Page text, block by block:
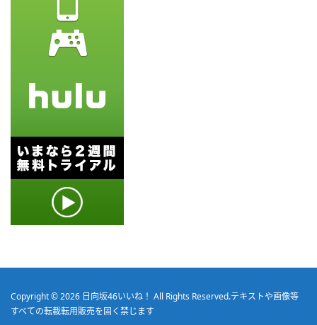
Copyright © 2026 日向坂46いいね！ All Rights Reserved.テキストや画像等
すべての転載転用販売を固く禁じます